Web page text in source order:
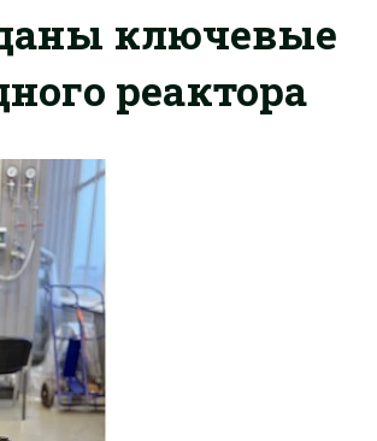
ключевые
реактора